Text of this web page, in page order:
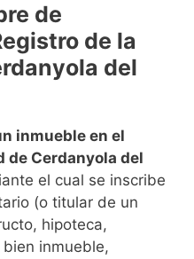
de
de la
del
inmueble en el
de Cerdanyola del
el cual se inscribe
(o titular de un
hipoteca,
inmueble,